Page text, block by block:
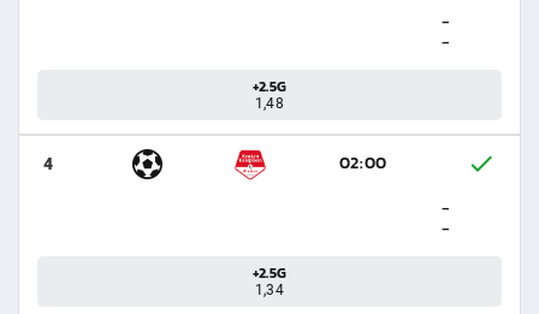
-
-
+2.5G
1,48
4
02:00
-
-
+2.5G
1,34